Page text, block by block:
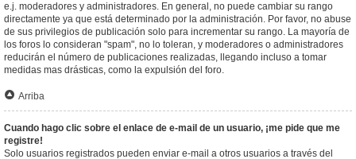
e.j. moderadores y administradores. En general, no puede cambiar su rango
directamente ya que está determinado por la administración. Por favor, no abuse
de sus privilegios de publicación solo para incrementar su rango. La mayoría de
los foros lo consideran "spam", no lo toleran, y moderadores o administradores
reducirán el número de publicaciones realizadas, llegando incluso a tomar
medidas mas drásticas, como la expulsión del foro.
Arriba
Cuando hago clic sobre el enlace de e-mail de un usuario, ¡me pide que me
registre!
Solo usuarios registrados pueden enviar e-mail a otros usuarios a través del